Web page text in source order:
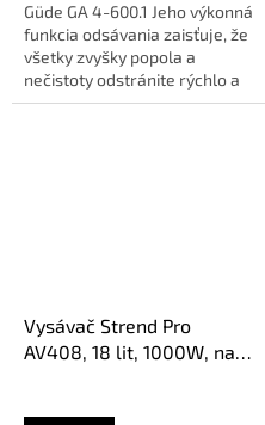
Güde GA 4-600.1 Jeho výkonná
funkcia odsávania zaisťuje, že
všetky zvyšky popola a
nečistoty odstránite rýchlo a
efektívne bez toho, aby...
Vysávač Strend Pro
AV408, 18 lit, 1000W, na